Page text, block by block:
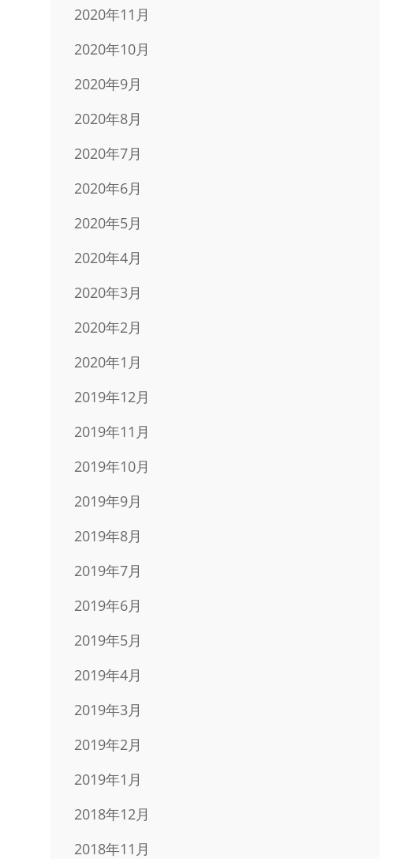
2020年11月
2020年10月
2020年9月
2020年8月
2020年7月
2020年6月
2020年5月
2020年4月
2020年3月
2020年2月
2020年1月
2019年12月
2019年11月
2019年10月
2019年9月
2019年8月
2019年7月
2019年6月
2019年5月
2019年4月
2019年3月
2019年2月
2019年1月
2018年12月
2018年11月